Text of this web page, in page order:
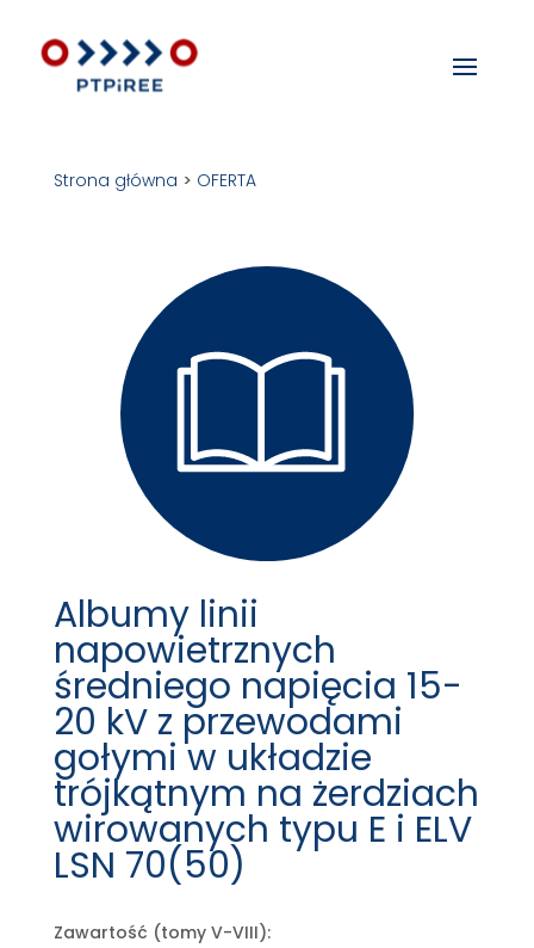
Strona główna > OFERTA
Albumy linii
napowietrznych
średniego napięcia 15-
20 kV z przewodami
gołymi w układzie
trójkątnym na żerdziach
wirowanych typu E i ELV
LSN 70(50)
Zawartość (tomy V-VIII):